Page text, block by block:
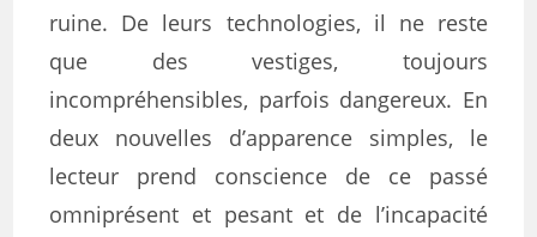
ruine. De leurs technologies, il ne reste
que des vestiges, toujours
incompréhensibles, parfois dangereux. En
deux nouvelles d’apparence simples, le
lecteur prend conscience de ce passé
omniprésent et pesant et de l’incapacité